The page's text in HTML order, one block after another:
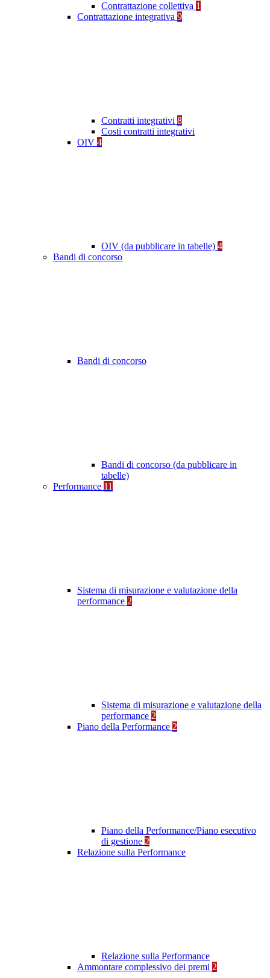
Contrattazione collettiva 1
Contrattazione integrativa 9
Contratti integrativi 8
Costi contratti integrativi
OIV 4
OIV (da pubblicare in tabelle) 4
Bandi di concorso
Bandi di concorso
Bandi di concorso (da pubblicare in
tabelle)
Performance 11
Sistema di misurazione e valutazione della
performance 2
Sistema di misurazione e valutazione della
performance 2
Piano della Performance 2
Piano della Performance/Piano esecutivo
di gestione 2
Relazione sulla Performance
Relazione sulla Performance
Ammontare complessivo dei premi 2